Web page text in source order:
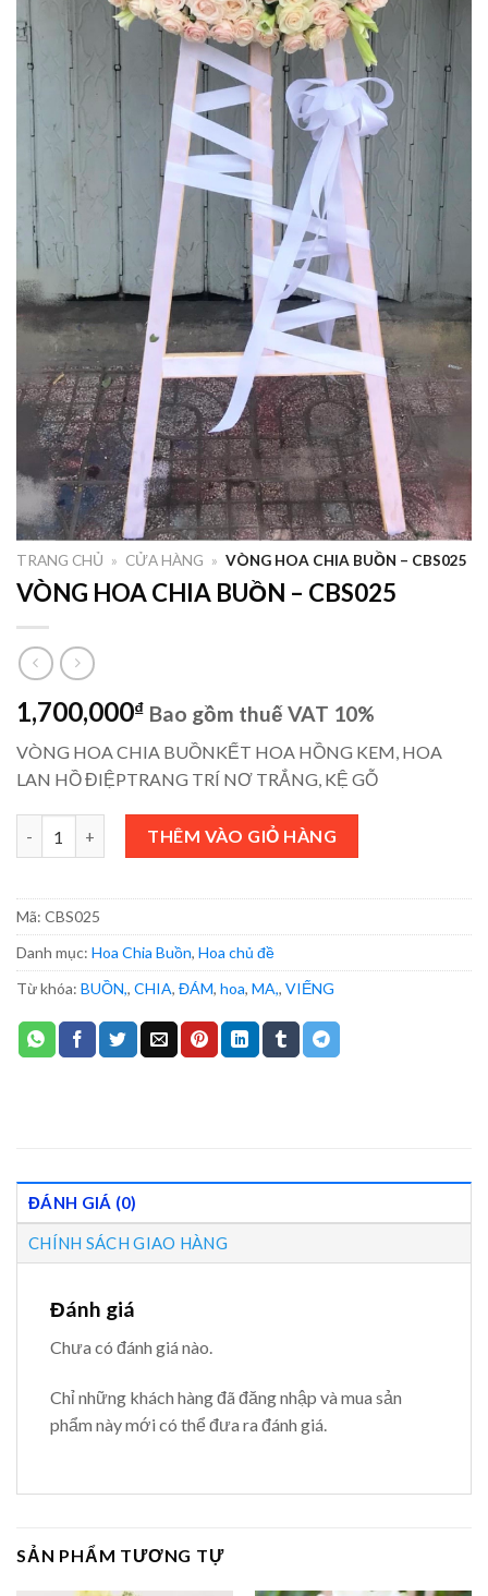
TRANG CHỦ » CỬA HÀNG » VÒNG HOA CHIA BUỒN – CBS025
VÒNG HOA CHIA BUỒN – CBS025
1,700,000₫ Bao gồm thuế VAT 10%
VÒNG HOA CHIA BUỒNKẾT HOA HỒNG KEM, HOA
LAN HỒ ĐIỆPTRANG TRÍ NƠ TRẮNG, KỆ GỖ
VÒNG HOA CHIA BUỒN - CBS025 số lượng
THÊM VÀO GIỎ HÀNG
Mã: CBS025
Danh mục: Hoa Chia Buồn, Hoa chủ đề
Từ khóa: BUỒN,, CHIA, ĐÁM, hoa, MA,, VIẾNG
ĐÁNH GIÁ (0)
CHÍNH SÁCH GIAO HÀNG
Đánh giá
Chưa có đánh giá nào.
Chỉ những khách hàng đã đăng nhập và mua sản
phẩm này mới có thể đưa ra đánh giá.
SẢN PHẨM TƯƠNG TỰ